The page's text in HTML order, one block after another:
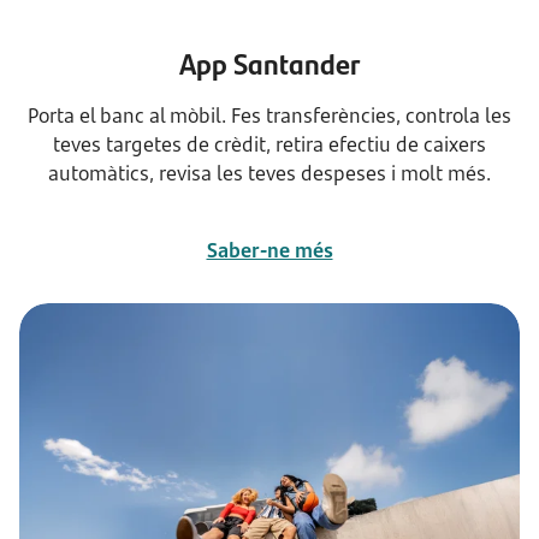
App Santander
Porta el banc al mòbil. Fes transferències, controla les
teves targetes de crèdit, retira efectiu de caixers
automàtics, revisa les teves despeses i molt més.
Saber-ne més